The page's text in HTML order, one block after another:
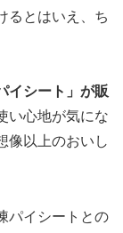
るとはいえ、ち
イシート」が販
い心地が気にな
像以上のおいし
パイシートとの